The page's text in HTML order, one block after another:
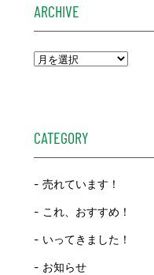
ARCHIVE
CATEGORY
売れています！
これ、おすすめ！
いってきました！
お知らせ